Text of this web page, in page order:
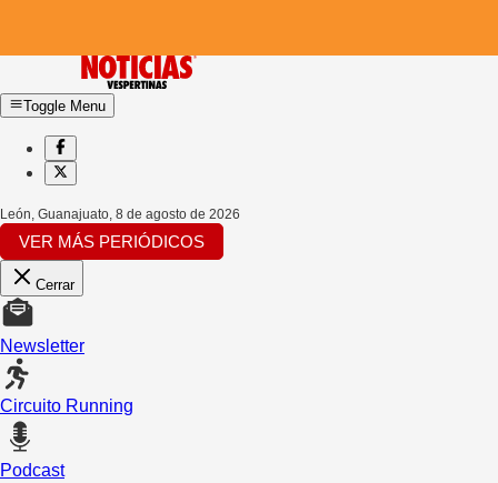
Toggle Menu
León, Guanajuato, 8 de agosto de 2026
VER MÁS PERIÓDICOS
Cerrar
Newsletter
Circuito Running
Podcast